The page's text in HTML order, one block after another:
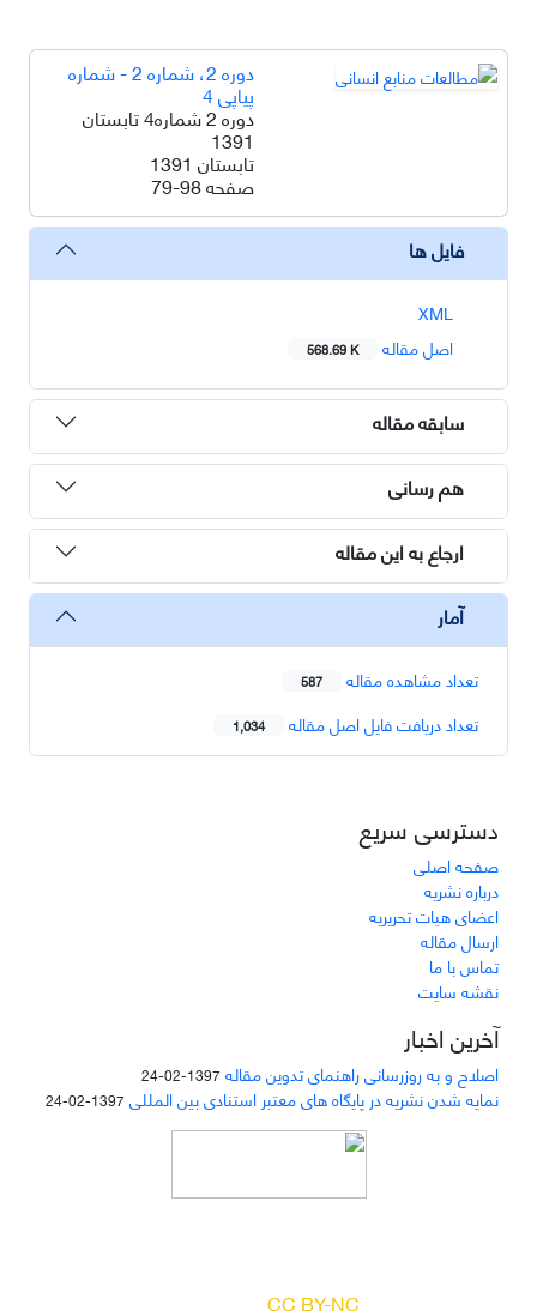
دوره 2، شماره 2 - شماره
پیاپی 4
دوره 2 شماره4 تابستان
1391
تابستان 1391
صفحه79-98
فایل ها
XML
اصل مقاله
568.69 K
سابقه مقاله
هم رسانی
ارجاع به این مقاله
آمار
تعداد مشاهده مقاله 587
تعداد دریافت فایل اصل مقاله 1,034
دسترسی سریع
صفحه اصلی
درباره نشریه
اعضای هیات تحریریه
ارسال مقاله
تماس با ما
نقشه سایت
آخرین اخبار
اصلاح و به روزرسانی راهنمای تدوین مقاله 1397-02-24
نمایه شدن نشریه در پایگاه های معتبر استنادی بین المللی 1397-02-24
CC BY-NC